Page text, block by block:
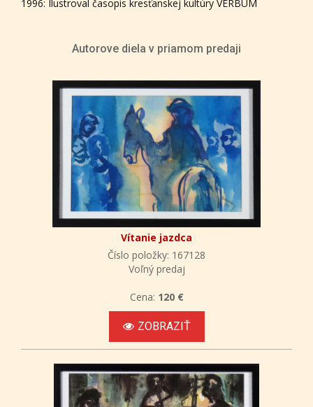
1996: Ilustroval časopis kresťanskej kultúry VERBUM
Autorove diela v priamom predaji
Vítanie jazdca
Číslo položky: 167128
Voľný predaj
Cena: 120 €
ZOBRAZIŤ